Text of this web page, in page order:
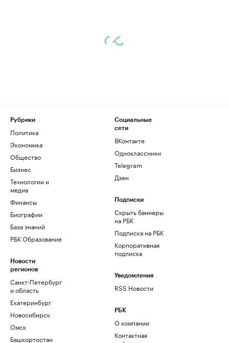
Рубрики
Политика
Экономика
Общество
Бизнес
Технологии и
медиа
Финансы
Биографии
База знаний
РБК Образование
Новости
регионов
Санкт-Петербург
и область
Екатеринбург
Новосибирск
Омск
Башкортостан
Социальные
сети
ВКонтакте
Одноклассники
Telegram
Дзен
Подписки
Скрыть баннеры
на РБК
Подписка на РБК
Корпоративная
подписка
Уведомления
RSS Новости
РБК
О компании
Контактная